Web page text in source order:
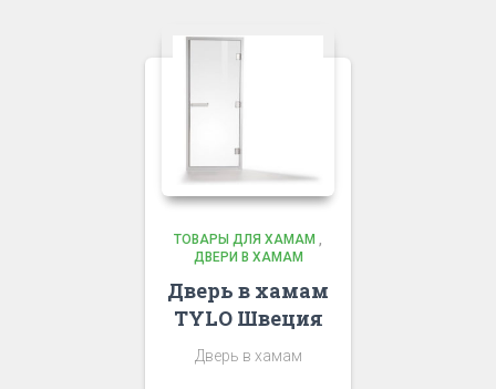
ТОВАРЫ ДЛЯ ХАМАМ ,
ДВЕРИ В ХАМАМ
Дверь в хамам
TYLO Швеция
Дверь в хамам